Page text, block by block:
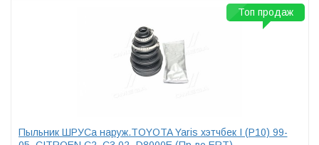
Пыльник ШРУСа наруж.TOYOTA Yaris хэтчбек I (P10) 99-
Топ продаж